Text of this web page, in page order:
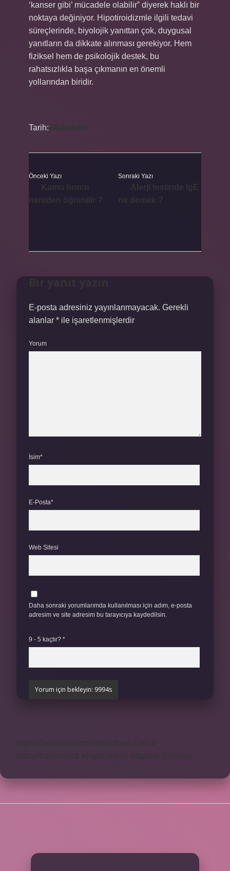
‘kanser gibi’ mücadele olabilir” diyerek haklı bir
noktaya değiniyor. Hipotiroidizmle ilgili tedavi
süreçlerinde, biyolojik yanıttan çok, duygusal
yanıtların da dikkate alınması gerekiyor. Hem
fiziksel hem de psikolojik destek, bu
rahatsızlıkla başa çıkmanın en önemli
yollarından biridir.
Tarih:
Önceki Yazı Sonraki Yazı
E-posta adresiniz yayınlanmayacak. Gerekli
alanlar * ile işaretlenmişlerdir
Yorum
İsim*
E-Posta*
Web Sitesi
Daha sonraki yorumlarımda kullanılması için adım, e-posta
adresim ve site adresim bu tarayıcıya kaydedilsin.
9 - 5 kaçtır? *